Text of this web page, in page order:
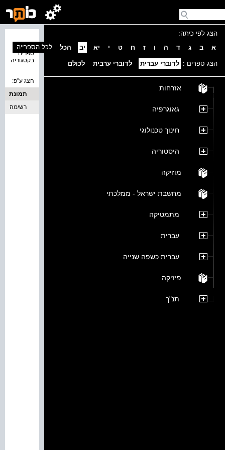
הצג לפי כיתה:
א
ב ג ד ה ו ז ח ט י יא יב הכל
הצג ספרים : לדוברי עברית לדוברי ערבית לכולם
אזרחות
גאוגרפיה
חינוך טכנולוגי
היסטוריה
מוזיקה
מחשבת ישראל - ממלכתי
מתמטיקה
עברית
עברית כשפה שנייה
פיזיקה
תנ"ך
ספרים
בקטגוריה
לכל הספרייה
הצג ע''פ:
תמונת
כריכה
רשימה